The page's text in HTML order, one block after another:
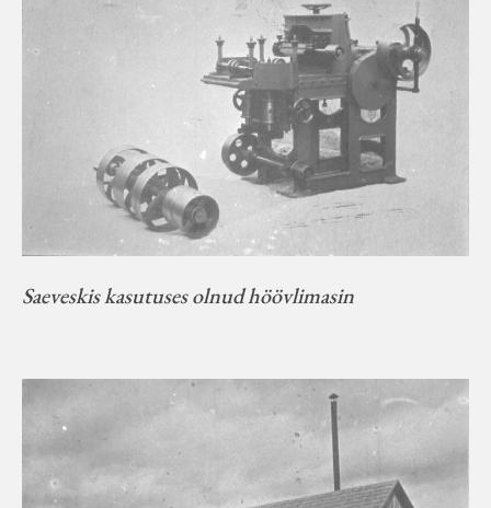
Saeveskis kasutuses olnud höövlimasin